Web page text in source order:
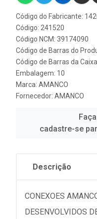
Código do Fabricante:
Código: 241520
Código NCM: 39174090
Código de Barras do
Código de Barras da
Embalagem: 10
Marca: AMANCO
Fornecedor: AMANCO
cadastre-se
Descrição
CONEXOES
DESENVOLVIDOS